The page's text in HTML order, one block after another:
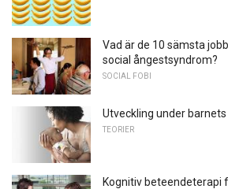
Vad är de 10 sämsta
social ångestsyndrom?
SOCIAL FOBI
Utveckling under
TEORIER
Kognitiv